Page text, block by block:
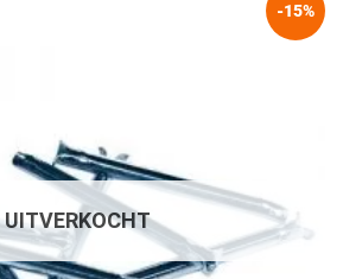
-15%
UITVERKOCHT